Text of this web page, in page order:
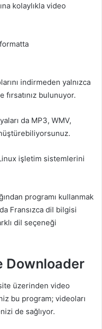
kolaylıkla video
indirmeden yalnızca
fırsatınız bulunuyor.
da MP3, WMV,
işletim sistemlerini
programı kullanmak
Fransızca dil bilgisi
dil seçeneği
Downloader
üzerinden video
bu program; videoları
de sağlıyor.